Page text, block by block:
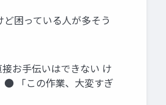
困っている人が多そう
お手伝いはできない け
● 「この作業、大変すぎ